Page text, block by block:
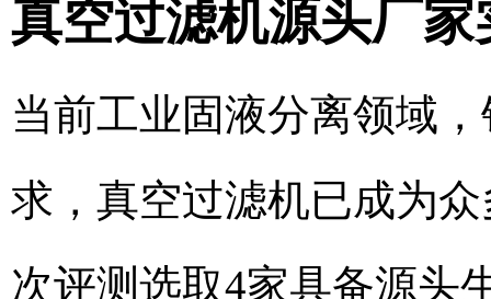
真空过滤机源头厂
当前工业固液分离领域
求，真空过滤机已成为
次评测选取4家具备源头